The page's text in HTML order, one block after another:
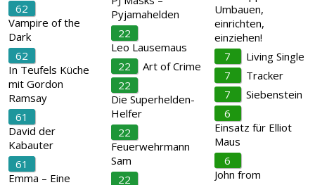
62
Vampire of the
Dark
62
In Teufels Küche
mit Gordon
Ramsay
61
David der
Kabauter
61
Emma – Eine
Pyjamahelden
22
Leo Lausemaus
22
Art of Crime
22
Die Superhelden-
Helfer
22
Feuerwehrmann
Sam
22
Umbauen,
einrichten,
einziehen!
7
Living Single
7
Tracker
7
Siebenstein
6
Einsatz für Elliot
Maus
6
John from